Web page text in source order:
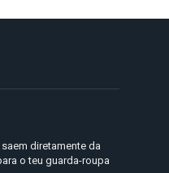
diretamente da
o teu guarda-roupa